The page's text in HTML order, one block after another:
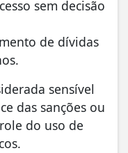
sem decisão
de dívidas
sensível
das sanções ou
do uso de